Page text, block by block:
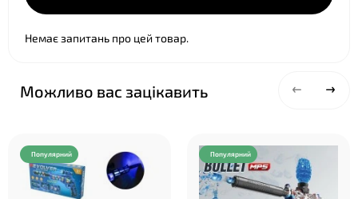
Немає запитань про цей товар.
Можливо вас зацікавить
Популярний Популярний
❤